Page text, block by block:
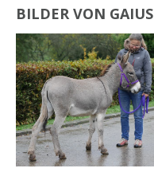
BILDER VON GAIUS